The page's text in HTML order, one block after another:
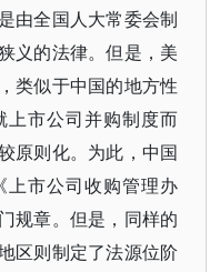
由全国人大常委会制
义的法律。但是，美
类似于中国的地方性
市公司并购制度而
原则化。为此，中国
市公司收购管理办
规章。但是，同样的
区则制定了法源位阶